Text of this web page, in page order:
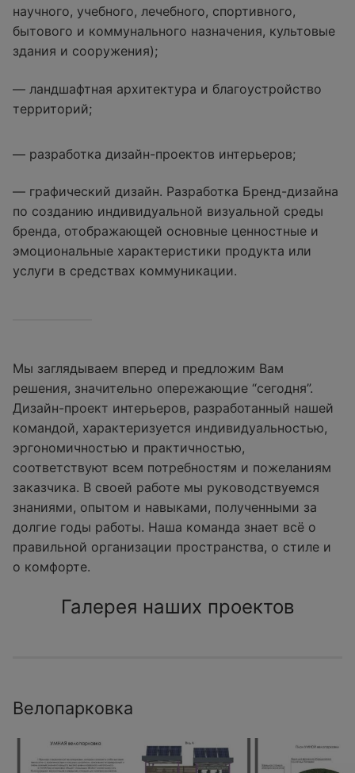
научного, учебного, лечебного, спортивного,
бытового и коммунального назначения, культовые
здания и сооружения);
— ландшафтная архитектура и благоустройство
территорий;
— разработка дизайн-проектов интерьеров;
— графический дизайн. Разработка Бренд-дизайна
по созданию индивидуальной визуальной среды
бренда, отображающей основные ценностные и
эмоциональные характеристики продукта или
услуги в средствах коммуникации.
Мы заглядываем вперед и предложим Вам
решения, значительно опережающие “сегодня”.
Дизайн-проект интерьеров, разработанный нашей
командой, характеризуется индивидуальностью,
эргономичностью и практичностью,
соответствуют всем потребностям и пожеланиям
заказчика. В своей работе мы руководствуемся
знаниями, опытом и навыками, полученными за
долгие годы работы. Наша команда знает всё о
правильной организации пространства, о стиле и
о комфорте.
Галерея наших проектов
Велопарковка